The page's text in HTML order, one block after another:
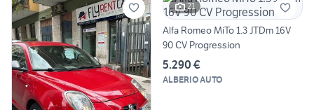
21
Alfa Romeo MiTo 1.3 JTDm 16V
90 CV Progression
5.290 €
ALBERIO AUTO